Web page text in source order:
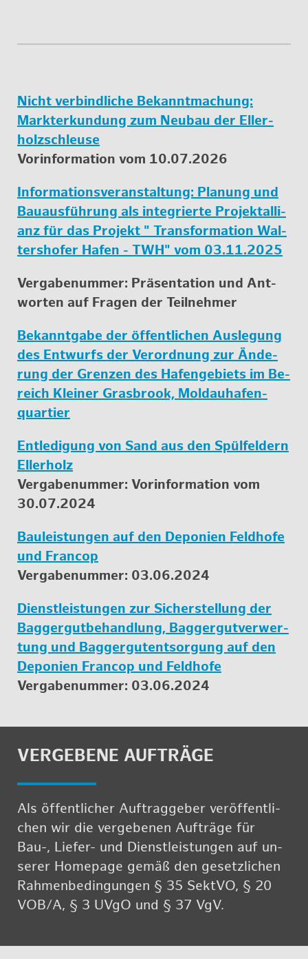
Nicht ver­bind­li­che Be­kannt­ma­chung:
Mark­ter­kun­dung zum Neu­bau der El­ler­
holz­schleu­se
Vor­in­for­ma­ti­on vom 10.07.2026
In­for­ma­ti­ons­ver­an­stal­tung: Pla­nung und
Bau­aus­füh­rung als in­te­grier­te Pro­jek­tal­li­
anz für das Pro­jekt " Trans­for­ma­ti­on Wal­
ters­ho­fer Hafen - TWH" vom 03.11.2025
Ver­ga­be­num­mer: Prä­sen­ta­ti­on und Ant­
wor­ten auf Fra­gen der Teil­neh­mer
Be­kannt­ga­be der öf­fent­li­chen Aus­le­gung
des Ent­wurfs der Ver­ord­nung zur Än­de­
rung der Gren­zen des Ha­fen­ge­biets im Be­
reich Klei­ner Gras­brook, Mol­d­au­ha­fen­
quar­tier
Ent­le­di­gung von Sand aus den Spül­fel­dern
El­ler­holz
Ver­ga­be­num­mer: Vor­in­for­ma­ti­on vom
30.07.2024
Bau­leis­tun­gen auf den De­po­ni­en Feld­ho­fe
und Fran­cop
Ver­ga­be­num­mer: 03.06.2024
Dienst­leis­tun­gen zur Si­cher­stel­lung der
Bag­ger­gut­be­hand­lung, Bag­ger­gut­ver­wer­
tung und Bag­ger­gu­tent­sor­gung auf den
De­po­ni­en Fran­cop und Feld­ho­fe
Ver­ga­be­num­mer: 03.06.2024
VER­GE­BE­NE AUF­TRÄ­GE
Als öf­fent­li­cher Auf­trag­ge­ber ver­öf­fent­li­
chen wir die ver­ge­be­nen Auf­trä­ge für
Bau-, Lie­fer- und Dienst­leis­tun­gen auf un­
se­rer Home­page ge­mäß den ge­setz­li­chen
Rah­men­be­din­gun­gen § 35 Sekt­VO, § 20
VOB/​A, § 3 UVgO und § 37 VgV.